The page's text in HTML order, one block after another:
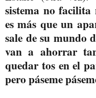
sistema no
es más que un
sale de su mundo
van a ahorrar
quedar tos en el
pero páseme